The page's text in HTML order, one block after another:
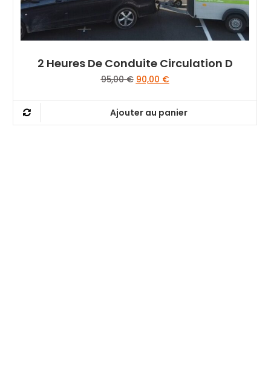
2 Heures De Conduite Circulation D
95,00€ Le
était :
90,00 €Le
est :
Ajouter au panier